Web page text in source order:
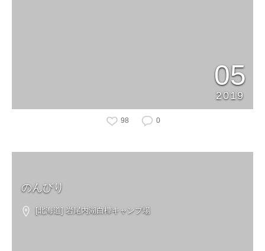
05
2019
98 0
のんびり
[北海道] 岩尾内湖白樺キャンプ場